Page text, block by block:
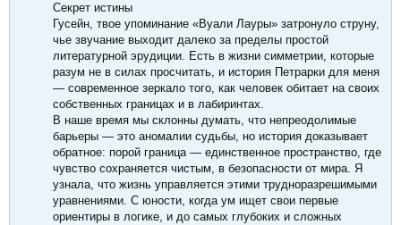
Секрет истины
Гусейн, твое упоминание «Вуали Лауры» затронуло струну,
чье звучание выходит далеко за пределы простой
литературной эрудиции. Есть в жизни симметрии, которые
разум не в силах просчитать, и история Петрарки для меня
— современное зеркало того, как человек обитает на своих
собственных границах и в лабиринтах.
В наше время мы склонны думать, что непреодолимые
барьеры — это аномалии судьбы, но история доказывает
обратное: порой граница — единственное пространство, где
чувство сохраняется чистым, в безопасности от мира. Я
узнала, что жизнь управляется этими трудноразрешимыми
уравнениями. С юности, когда ум ищет свои первые
ориентиры в логике, и до самых глубоких и сложных